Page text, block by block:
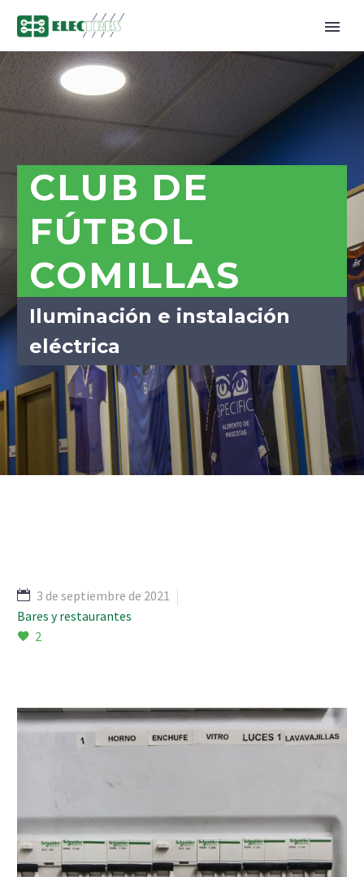
CLUB DE
FÚTBOL
COMILLAS
Iluminación e instalación
eléctrica
3 de septiembre de 2021
Bares y restaurantes
2